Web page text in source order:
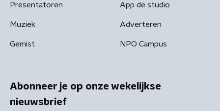
Presentatoren
Muziek
Gemist
App de studio
Adverteren
NPO Campus
Abonneer je op onze wekelijkse
nieuwsbrief